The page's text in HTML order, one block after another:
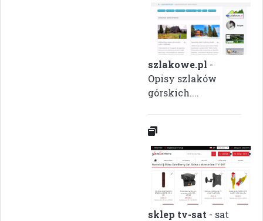
szlakowe.pl -
Opisy szlaków
górskich....
sklep tv-sat - sat